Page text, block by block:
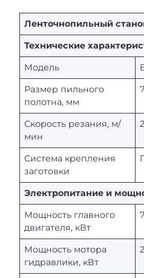
Ленточнопильный
Технические
Модель
Размер пильного
полотна, мм
Скорость резания, м/
мин
Система крепления
заготовки
Электропитание и
Мощность главного
двигателя, кВт
Мощность мотора
гидравлики, кВт